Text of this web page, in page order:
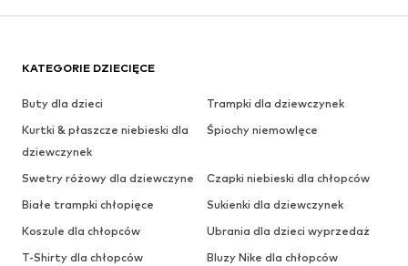
KATEGORIE DZIECIĘCE
Buty dla dzieci
Trampki dla dziewczynek
Kurtki & płaszcze niebieski dla
dziewczynek
Śpiochy niemowlęce
Swetry różowy dla dziewczyne
Czapki niebieski dla chłopców
Białe trampki chłopięce
Sukienki dla dziewczynek
Koszule dla chłopców
Ubrania dla dzieci wyprzedaż
T-Shirty dla chłopców
Bluzy Nike dla chłopców